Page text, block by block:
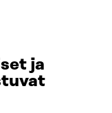
ja